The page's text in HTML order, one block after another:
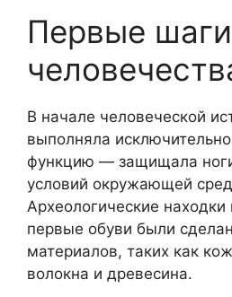
Первые шаги
В начале человеческой
выполняла
функцию — защищала
условий окружающей
Археологические
первые обуви были
материалов, таких как
волокна и древесина.